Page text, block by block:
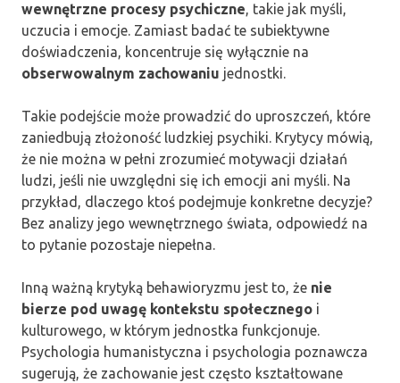
wewnętrzne procesy psychiczne, takie jak myśli,
uczucia i emocje. Zamiast badać te subiektywne
doświadczenia, koncentruje się wyłącznie na
obserwowalnym zachowaniu jednostki.
Takie podejście może prowadzić do uproszczeń, które
zaniedbują złożoność ludzkiej psychiki. Krytycy mówią,
że nie można w pełni zrozumieć motywacji działań
ludzi, jeśli nie uwzględni się ich emocji ani myśli. Na
przykład, dlaczego ktoś podejmuje konkretne decyzje?
Bez analizy jego wewnętrznego świata, odpowiedź na
to pytanie pozostaje niepełna.
Inną ważną krytyką behawioryzmu jest to, że nie
bierze pod uwagę kontekstu społecznego i
kulturowego, w którym jednostka funkcjonuje.
Psychologia humanistyczna i psychologia poznawcza
sugerują, że zachowanie jest często kształtowane